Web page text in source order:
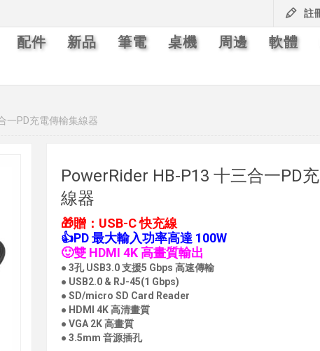
註
配件 新品 筆電 桌機 周邊 軟體
一PD充電傳輸集線器
PowerRider HB-P13 十三合一PD
線器
🎁贈：USB-C 快充線
👍PD 最大輸入功率高達 100W
🙂雙 HDMI 4K 高畫質輸出
● 3孔 USB3.0 支援5 Gbps 高速傳輸
● USB2.0 & RJ-45(1 Gbps)
● SD/micro SD Card Reader
● HDMI 4K 高清畫質
● VGA 2K 高畫質
● 3.5mm 音源插孔